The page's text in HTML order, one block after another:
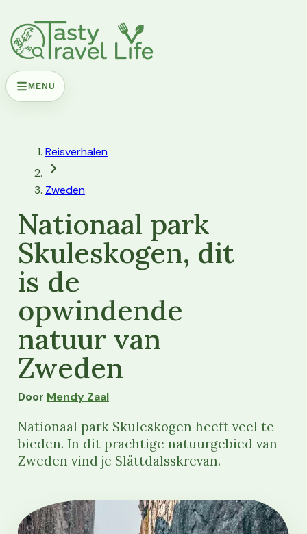
MENU
Reisverhalen
Zweden
Nationaal park
Skuleskogen, dit
is de
opwindende
natuur van
Zweden
Door Mendy Zaal
Nationaal park Skuleskogen heeft veel te
bieden. In dit prachtige natuurgebied van
Zweden vind je Slåttdalsskrevan.